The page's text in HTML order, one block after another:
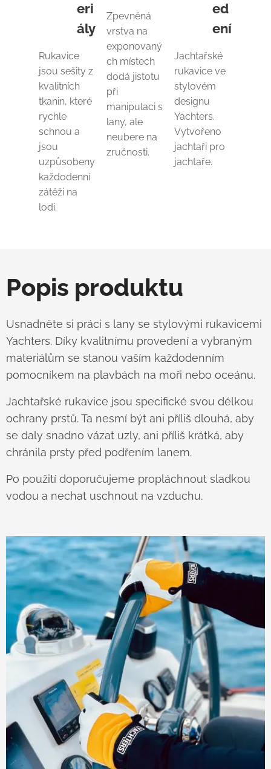
eri
ály
Rukavice
jsou sešity z
kvalitních
tkanin, které
rychle
schnou a
jsou
uzpůsobeny
každodenní
zátěži na
lodi.
Zpevněná
vrstva na
exponovaný
ch místech
dodá jistotu
při
manipulaci s
lany, ale
neubere na
zručnosti.
ed
ení
Jachtařské
rukavice ve
stylovém
designu
Yachters.
Vytvořeno
jachtaři pro
jachtaře.
Popis produktu
Usnadněte si práci s lany se stylovými rukavicemi
Yachters. Díky kvalitnímu provedení a vybraným
materiálům se stanou vaším každodenním
pomocníkem na plavbách na moři nebo oceánu.
Jachtařské rukavice jsou specifické svou délkou
ochrany prstů. Ta nesmí být ani příliš dlouhá, aby
se daly snadno vázat uzly, ani příliš krátká, aby
chránila prsty před podřením lanem.
Po použití doporučujeme propláchnout sladkou
vodou a nechat uschnout na vzduchu.